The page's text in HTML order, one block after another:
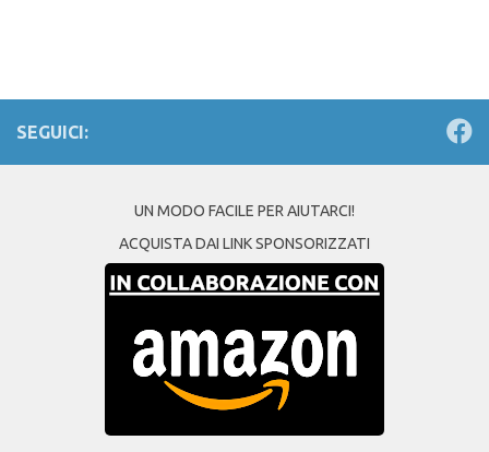
SEGUICI:
UN MODO FACILE PER AIUTARCI!
ACQUISTA DAI LINK SPONSORIZZATI